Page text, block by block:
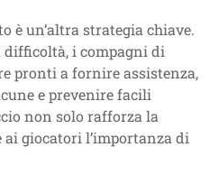
è un’altra strategia chiave.
difficoltà, i compagni di
pronti a fornire assistenza,
e prevenire facili
non solo rafforza la
giocatori l’importanza di